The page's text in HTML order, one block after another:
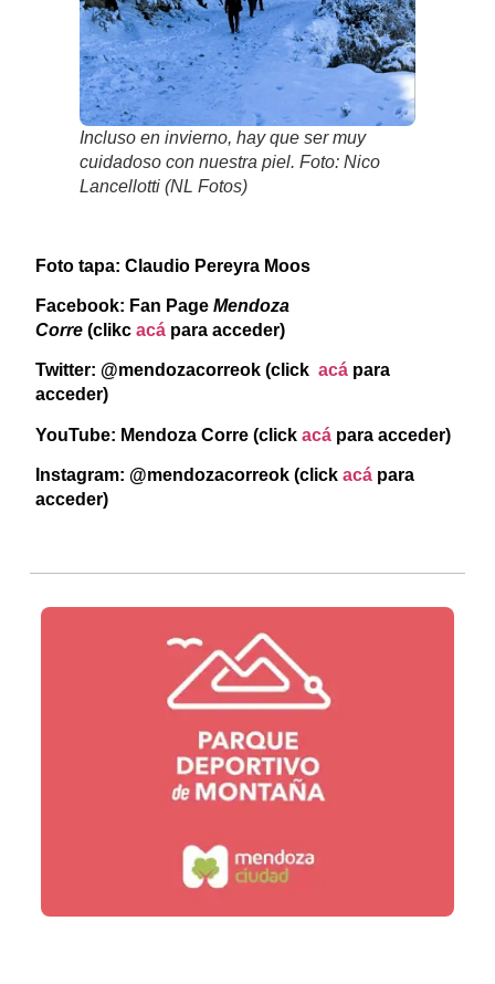
Incluso en invierno, hay que ser muy
cuidadoso con nuestra piel. Foto: Nico
Lancellotti (NL Fotos)
Foto tapa: Claudio Pereyra Moos
Facebook: Fan Page Mendoza
Corre(clikc acápara acceder)
Twitter: @mendozacorreok (click acápara
acceder)
YouTube: Mendoza Corre (click acápara acceder)
Instagram: @mendozacorreok (click acápara
acceder)